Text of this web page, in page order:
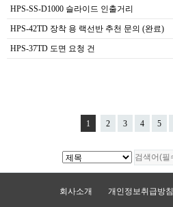
HPS-SS-D1000 슬라이드 인출거리
HPS-42TD 장착 용 랙선반 추천 문의 (완료)
HPS-37TD 도면 요청 건
1 2 3 4 5
회사소개 개인정보취급방침